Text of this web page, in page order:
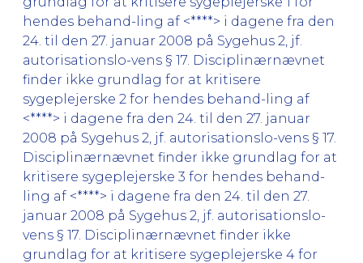
hendes behand-ling af <****> i dagene fra den
24. til den 27. januar 2008 på Sygehus 2, jf.
autorisationslo-vens § 17. Disciplinærnævnet
finder ikke grundlag for at kritisere
sygeplejerske 2 for hendes behand-ling af
<****> i dagene fra den 24. til den 27. januar
2008 på Sygehus 2, jf. autorisationslo-vens § 17.
Disciplinærnævnet finder ikke grundlag for at
kritisere sygeplejerske 3 for hendes behand-
ling af <****> i dagene fra den 24. til den 27.
januar 2008 på Sygehus 2, jf. autorisationslo-
vens § 17. Disciplinærnævnet finder ikke
grundlag for at kritisere sygeplejerske 4 for